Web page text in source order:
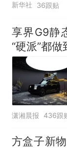
新华社 36跟贴
享界G9静
“硬派”都
潇湘晨报 436跟
方盒子新